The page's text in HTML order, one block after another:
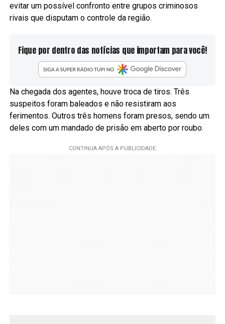
evitar um possível confronto entre grupos criminosos
rivais que disputam o controle da região.
Fique por dentro das notícias que importam para você!
Na chegada dos agentes, houve troca de tiros. Três
suspeitos foram baleados e não resistiram aos
ferimentos. Outros três homens foram presos, sendo um
deles com um mandado de prisão em aberto por roubo.